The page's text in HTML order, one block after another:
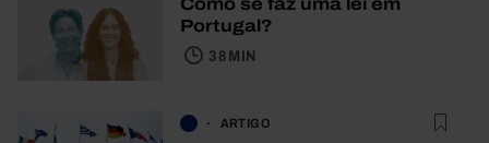
Portugal?
38 MIN
ARTIGO